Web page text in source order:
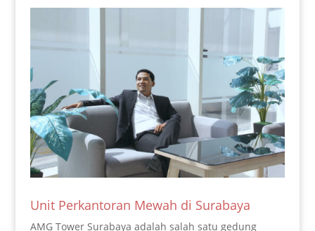
Unit Perkantoran Mewah di Surabaya
AMG Tower Surabaya adalah salah satu gedung